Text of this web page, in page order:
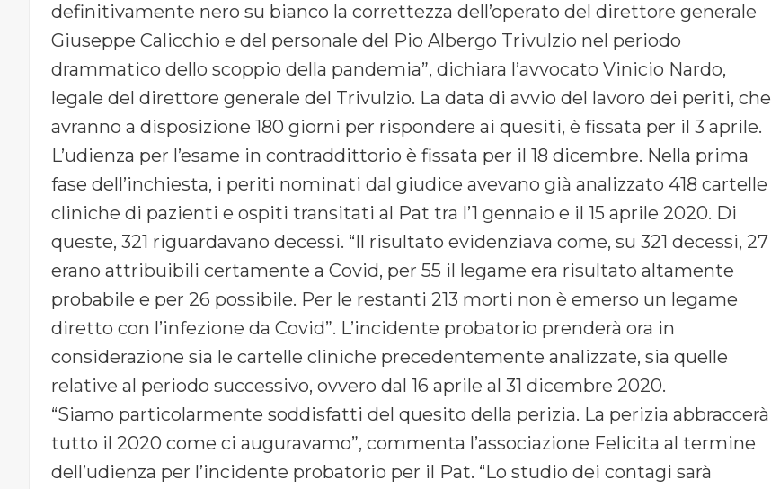
definitivamente nero su bianco la correttezza dell’operato del direttore generale
Giuseppe Calicchio e del personale del Pio Albergo Trivulzio nel periodo
drammatico dello scoppio della pandemia”, dichiara l’avvocato Vinicio Nardo,
legale del direttore generale del Trivulzio. La data di avvio del lavoro dei periti, che
avranno a disposizione 180 giorni per rispondere ai quesiti, è fissata per il 3 aprile.
L’udienza per l’esame in contraddittorio è fissata per il 18 dicembre. Nella prima
fase dell’inchiesta, i periti nominati dal giudice avevano già analizzato 418 cartelle
cliniche di pazienti e ospiti transitati al Pat tra l’1 gennaio e il 15 aprile 2020. Di
queste, 321 riguardavano decessi. “Il risultato evidenziava come, su 321 decessi, 27
erano attribuibili certamente a Covid, per 55 il legame era risultato altamente
probabile e per 26 possibile. Per le restanti 213 morti non è emerso un legame
diretto con l’infezione da Covid”. L’incidente probatorio prenderà ora in
considerazione sia le cartelle cliniche precedentemente analizzate, sia quelle
relative al periodo successivo, ovvero dal 16 aprile al 31 dicembre 2020.
“Siamo particolarmente soddisfatti del quesito della perizia. La perizia abbraccerà
tutto il 2020 come ci auguravamo”, commenta l’associazione Felicita al termine
dell’udienza per l’incidente probatorio per il Pat. “Lo studio dei contagi sarà